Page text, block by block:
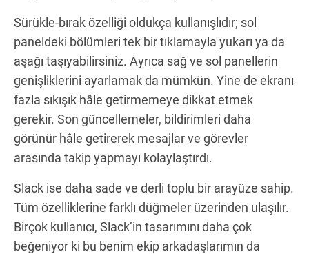
Sürükle-bırak özelliği oldukça kullanışlıdır; sol
paneldeki bölümleri tek bir tıklamayla yukarı ya da
aşağı taşıyabilirsiniz. Ayrıca sağ ve sol panellerin
genişliklerini ayarlamak da mümkün. Yine de ekranı
fazla sıkışık hâle getirmemeye dikkat etmek
gerekir. Son güncellemeler, bildirimleri daha
görünür hâle getirerek mesajlar ve görevler
arasında takip yapmayı kolaylaştırdı.
Slack ise daha sade ve derli toplu bir arayüze sahip.
Tüm özelliklerine farklı düğmeler üzerinden ulaşılır.
Birçok kullanıcı, Slack’in tasarımını daha çok
beğeniyor ki bu benim ekip arkadaşlarımın da